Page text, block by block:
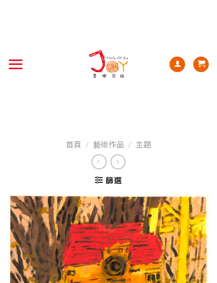
首頁 / 藝術作品 / 主題
篩選